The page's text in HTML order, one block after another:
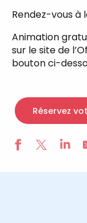
Rendez-vous à
Animation
sur le site de
bouton ci-
Réservez